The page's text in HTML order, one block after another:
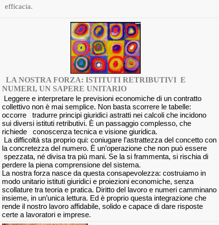
efficacia.
LA NOSTRA FORZA: ISTITUTI RETRIBUTIVI E
NUMERI, UN SAPERE UNITARIO
Leggere e interpretare le previsioni economiche di un contratto
collettivo non è mai semplice. Non basta scorrere le tabelle:
occorre tradurre principi giuridici astratti nei calcoli che incidono
sui diversi istituti retributivi. È un passaggio complesso, che
richiede conoscenza tecnica e visione giuridica.
La difficoltà sta proprio qui: coniugare l’astrattezza del concetto con
la concretezza del numero. È un’operazione che non può essere
spezzata, né divisa tra più mani. Se la si frammenta, si rischia di
perdere la piena comprensione del sistema.
La nostra forza nasce da questa consapevolezza: costruiamo in
modo unitario istituti giuridici e proiezioni economiche, senza
scollature tra teoria e pratica. Diritto del lavoro e numeri camminano
insieme, in un’unica lettura. Ed è proprio questa integrazione che
rende il nostro lavoro affidabile, solido e capace di dare risposte
certe a lavoratori e imprese.